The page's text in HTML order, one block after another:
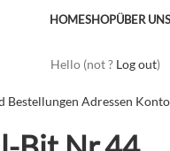
HOMESHOPÜBER UNS
Hello (not? Log out)
Bestellungen Adressen